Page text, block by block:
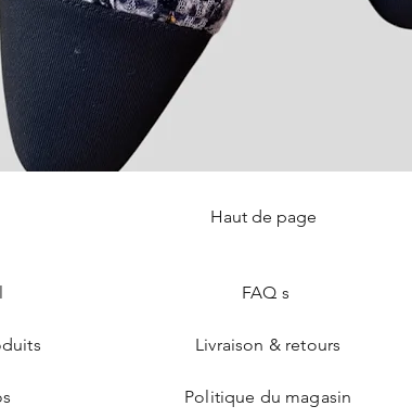
Haut de page
FAQ s
Livraison & retours
Politique du magasin